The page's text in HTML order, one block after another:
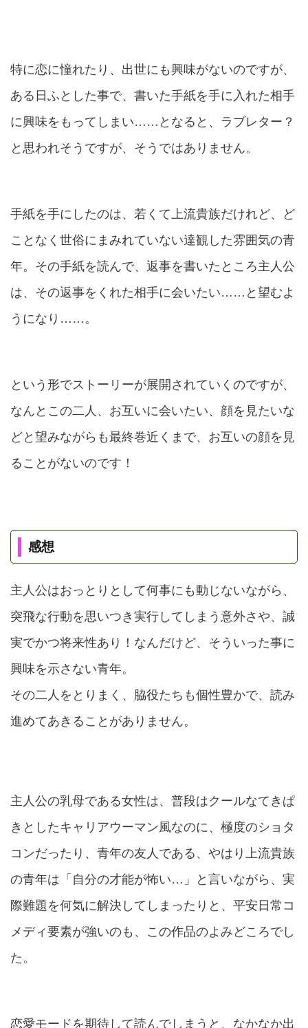
特に恋に憧れたり、出世にも興味がないのですが、
ある日ふとした事で、書いた手紙を手に入れた相手
に興味をもってしまい……となると、 ラブレター？
と思われそうですが、そうではありません。
手紙を手にしたのは、若くて上流貴族だけれど、ど
ことなく世俗にまみれていない達観した雰囲気の青
年。その手紙を読んで、返事を書いたところ主人公
は、その返事をくれた相手に会いたい……と望むよ
うになり……。
という形でストーリーが展開されていくのですが、
なんとこの二人、お互いに会いたい、 顔を見たいな
どと望みながらも最終巻近くまで、 お互いの顔を見
ることがないのです！
感想
主人公はおっとりとして何事にも動じないながら、
突飛な行動を思いつき実行してしまう意外さや、誠
実でかつ将来性あり！なんだけど、そういった事に
興味を示さない青年。
その二人をとりまく、脇役たちも個性豊かで、読み
進めてあきることがありません。
主人公の乳母である女性は、普段はクールなてきぱ
きとしたキャリアウーマン風なのに、極度のショタ
コンだったり、青年の友人である、やはり上流貴族
の青年は「自分の才能が怖い…」と言いながら、実
際難題を何気に解決してしまったりと、平安日常コ
メディ要素が強いのも、この作品のよみどころでし
た。
恋愛モードを期待して読んでしまうと、 なかなか出